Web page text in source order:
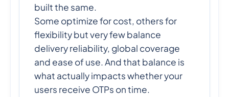
built the same.
Some optimize for cost, others for
flexibility but very few balance
delivery reliability, global coverage
and ease of use. And that balance is
what actually impacts whether your
users receive OTPs on time.